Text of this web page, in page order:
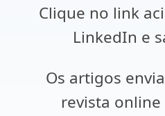
Clique no link
LinkedIn e
Os artigos
revista